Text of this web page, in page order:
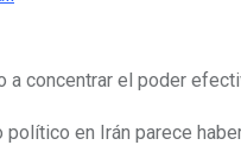
a concentrar el poder
en Irán parece